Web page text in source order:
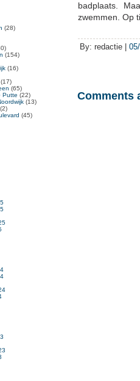
badplaats.
zwemmen. Op
By: redactie |
Comments
(28)
(154)
(16)
(17)
(65)
Putte (22)
(13)
(2)
(45)